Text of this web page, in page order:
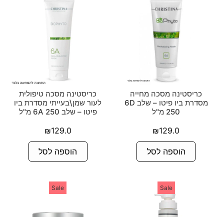
כריסטינה מסכה מחייה
מסדרת ביו פיטו – שלב 6D
250 מ"ל
₪129.0
הוספה לסל
כריסטינה מסכה טיפולית
לעור שמן\בעייתי מסדרת ביו
פיטו – שלב 6A 250 מ"ל
₪129.0
הוספה לסל
Sale
Sale